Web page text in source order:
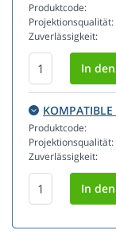
Produktcode:
Projektionsqualität:
Zuverlässigkeit:
KOMPATIBLE
Produktcode:
Projektionsqualität:
Zuverlässigkeit: